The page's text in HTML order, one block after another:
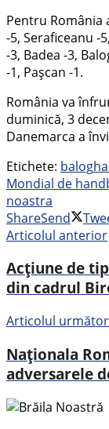
Pentru România
-5, Seraficeanu -
-3, Badea -3,
-1, Pașcan -1.
România va
duminică, 3
Danemarca a
Etichete: balog
Mondial de
noastra
ShareSend
Articolul anterior
Acțiune de
din cadrul
Articolul următor
Naționala
adversarele